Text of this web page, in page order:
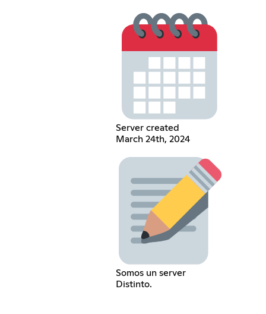
Server created
March 24th, 2024
Somos un server
Distinto.